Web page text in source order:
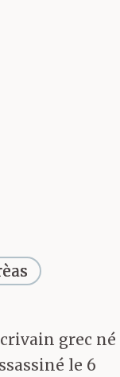
là
grec né
le 6